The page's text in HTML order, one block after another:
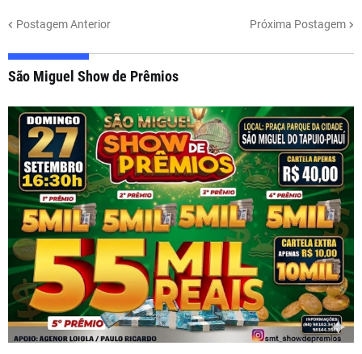
Postagem Anterior Próxima Postagem
São Miguel Show de Prêmios